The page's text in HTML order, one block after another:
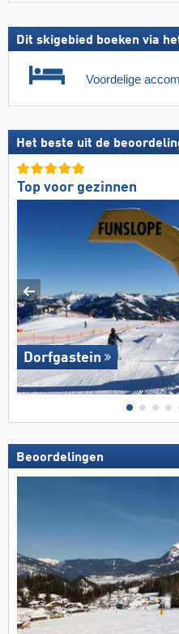
Dit skigebied boeken via
Voordelige
Het beste uit de
Top voor gezinnen
Dorfgastein
Beoordelingen